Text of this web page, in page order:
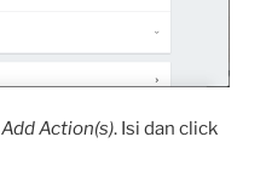
Add Action(s). Isi dan click